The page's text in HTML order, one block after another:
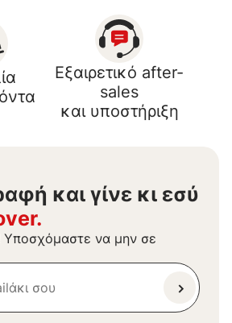
Εξαιρετικό after-
sales
και υποστήριξη
και γίνε κι εσύ
Υποσχόμαστε να μην σε